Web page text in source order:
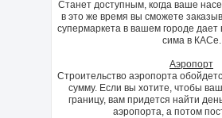
Станет доступным, когда ваше
в это же время вы сможете
супермаркета в вашем городе дает
сима в КАСе.
Аэропорт
Строительство аэропорта
сумму. Если вы хотите, чтобы
границу, вам придется найти
аэропорта, а потом